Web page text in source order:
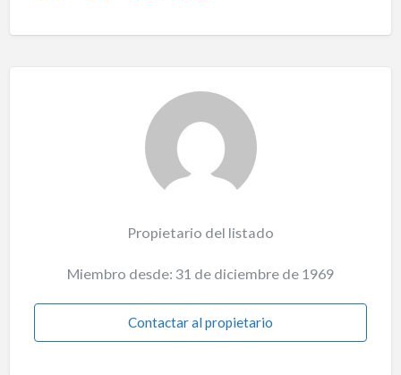
Propietario del listado
Miembro desde: 31 de diciembre de 1969
Contactar al propietario